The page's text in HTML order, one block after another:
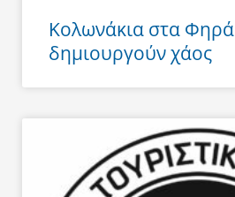
Κολωνάκια στα Φηρά
δημιουργούν χάος